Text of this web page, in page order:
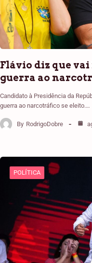
Flávio diz que
guerra ao
Candidato à Presidência da
guerra ao narcotráfico se eleito.…
By RodrigoDobre
POLÍTICA